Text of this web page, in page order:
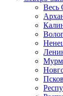
Весь